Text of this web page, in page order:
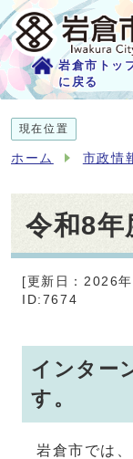
岩倉市トッ
に戻る
現在位置
ホーム 市政情
令和8
[更新日：2026
ID:7674
インター
す。
岩倉市では